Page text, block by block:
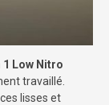
1 Low Nitro
travaillé.
lisses et